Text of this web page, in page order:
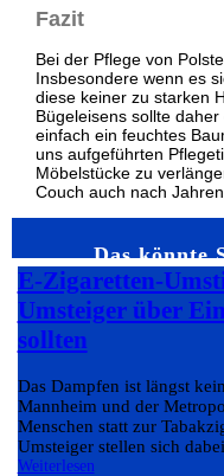
Fazit
Bei der Pflege von
Insbesondere wenn es
diese keiner zu starken
Bügeleisens sollte
einfach ein feuchtes
uns aufgeführten
Möbelstücke zu
Couch auch nach
Das könnte
E-Zigaretten-
Umsteiger über
sollten
Das Dampfen ist längst
Mannheim und der
Menschen statt zur
Umsteiger stellen sich
Weiterlesen